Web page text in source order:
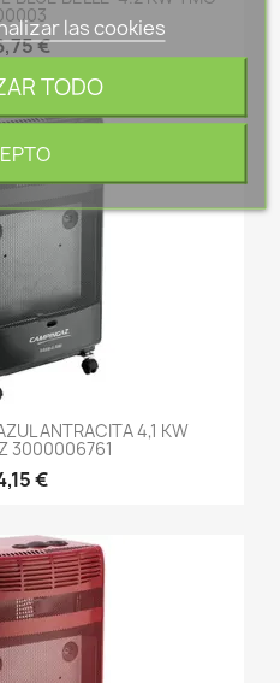
€
ANTRACITA 4,1 KW
3000006761
€
las cookies
TODO